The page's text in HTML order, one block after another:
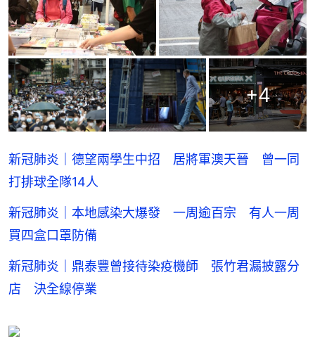
+4
新冠肺炎｜德望兩學生中招 居將軍澳天晉 曾一同
打排球全隊14人
新冠肺炎｜本地感染大爆發 一周逾百宗 有人一周
買四盒口罩防備
新冠肺炎｜鼎泰豐曾接待染疫機師 張竹君漏披露分
店 決全線停業